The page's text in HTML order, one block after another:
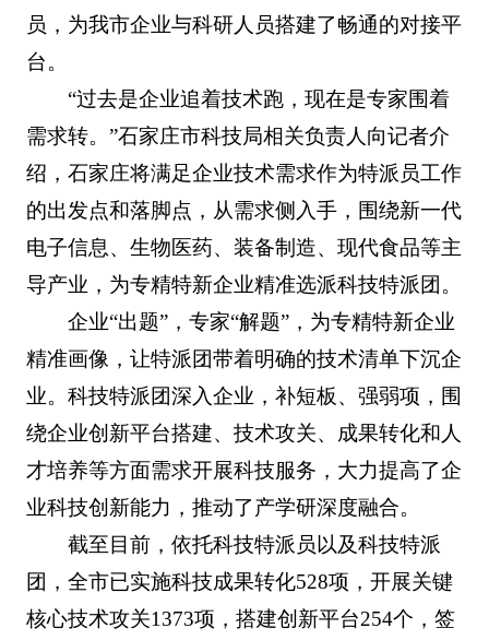
员，为我市企业与科研人员搭建了畅通的对接平
台。
“过去是企业追着技术跑，现在是专家围着
需求转。”石家庄市科技局相关负责人向记者介
绍，石家庄将满足企业技术需求作为特派员工作
的出发点和落脚点，从需求侧入手，围绕新一代
电子信息、生物医药、装备制造、现代食品等主
导产业，为专精特新企业精准选派科技特派团。
企业“出题”，专家“解题”，为专精特新企业
精准画像，让特派团带着明确的技术清单下沉企
业。科技特派团深入企业，补短板、强弱项，围
绕企业创新平台搭建、技术攻关、成果转化和人
才培养等方面需求开展科技服务，大力提高了企
业科技创新能力，推动了产学研深度融合。
截至目前，依托科技特派员以及科技特派
团，全市已实施科技成果转化528项，开展关键
核心技术攻关1373项，搭建创新平台254个，签